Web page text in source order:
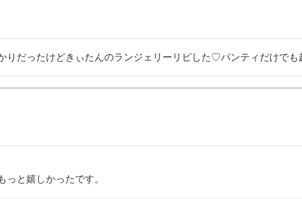
だったけどきぃたんのランジェリーリピした♡パンティだけでも
と嬉しかったです。